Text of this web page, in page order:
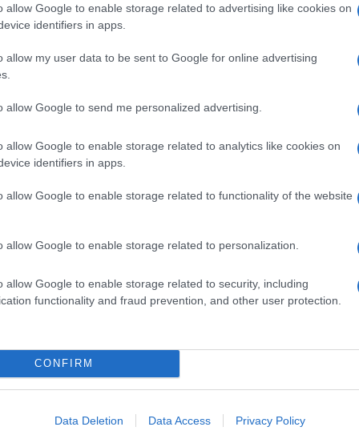
allow Google to enable storage related to advertising like cookies on
identifiers in apps.
allow my user data to be sent to Google for online advertising
allow Google to send me personalized advertising.
allow Google to enable storage related to analytics like cookies on
identifiers in apps.
allow Google to enable storage related to functionality of the website
allow Google to enable storage related to personalization.
allow Google to enable storage related to security, including
functionality and fraud prevention, and other user protection.
CONFIRM
Data Deletion Data Access Privacy Policy
Εμμένει στις θέσεις του ο
έγινε παράνομη εισβολή - "Εμείς
σε κανένα τζαμί όπως στην Αγια
Σοφιά" είπε ο Έλληνας
Πρωθυπουργός